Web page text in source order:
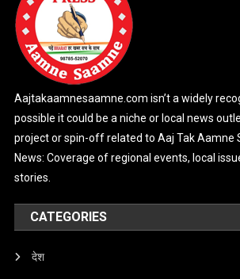
Aajtakaamnesaamne.com isn’t a widely
possible it could be a niche or local news
project or spin-off related to Aaj Tak Aamne
News: Coverage of regional events, local
stories.
CATEGORIES
देश